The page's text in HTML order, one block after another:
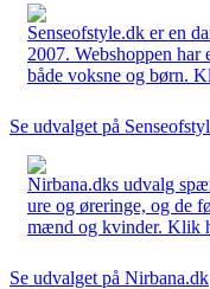
Senseofstyle.dk er en
2007. Webshoppen
både voksne og børn.
Se udvalget på
Nirbana.dks udvalg
ure og øreringe, og de
mænd og kvinder. Klik
Se udvalget på Nirbana.dk